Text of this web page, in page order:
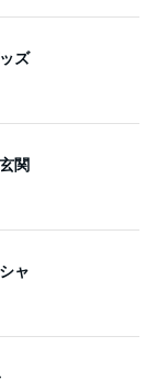
ズ
関
ャ